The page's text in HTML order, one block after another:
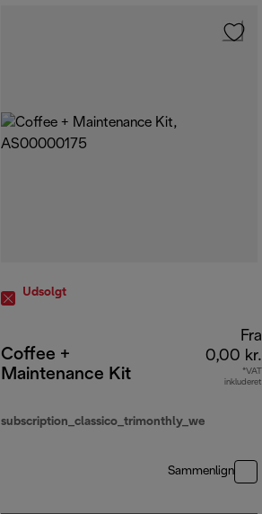
Udsolgt
Coffee +
Maintenance Kit
subscription_classico_trimonthly_we
Fra
0,00 kr.
*VAT
inkluderet
Sammenlign